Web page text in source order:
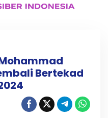
Bertekad